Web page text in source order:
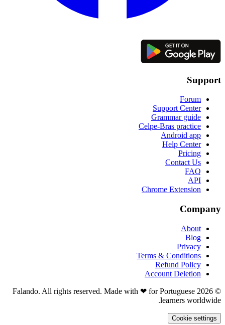
Support
Forum
Support Center
Grammar guide
Celpe-Bras practice
Android app
Help Center
Pricing
Contact Us
FAQ
API
Chrome Extension
Company
About
Blog
Privacy
Terms & Conditions
Refund Policy
Account Deletion
© 2026 Falando. All rights reserved. Made with ❤ for Portuguese
learners worldwide.
Cookie settings